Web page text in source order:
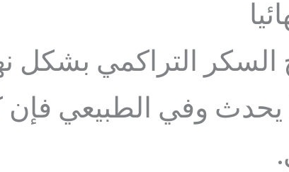
السكر التراكمي بشكل
يحدث وفي الطبيعي